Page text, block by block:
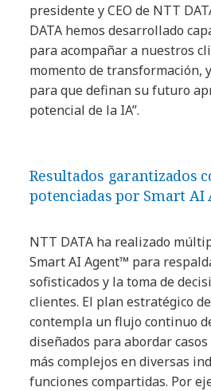
presidente y CEO de NTT
DATA hemos desarrollado
para acompañar a nuestros
momento de transformación,
para que definan su futuro
potencial de la IA”.
Resultados garantizados
potenciadas por Smart
NTT DATA ha realizado
Smart AI Agent™ para
sofisticados y la toma de
clientes. El plan estratégico
contempla un flujo continuo
diseñados para abordar casos
más complejos en diversas
funciones compartidas. Por